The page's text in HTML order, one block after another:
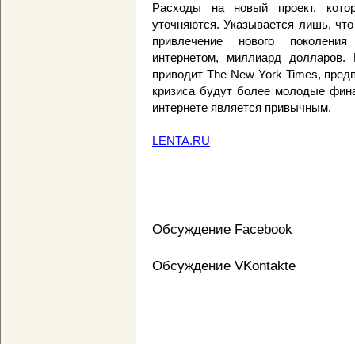
Расходы на новый проект,
уточняются. Указывается лишь,
привлечение нового
интернетом, миллиард долларов.
приводит The New York Times,
кризиса будут более молодые
интернете является привычным.
LENTA.RU
Обсуждение Facebook
Обсуждение VKontakte